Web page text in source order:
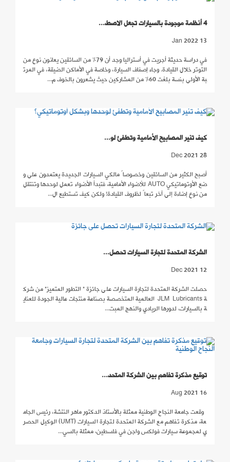
4 أنظمة موجودة بالسيارات تجعل الاصط...
13 Jan 2022
في دراسة حديثة أجريت في أستراليا وجد أن 79% من السائقين يعانون نوع من
التوتر خلال القيادة. وجاء إصفاف السيارة، وخاصة في الأماكن الضيقة، في المرت
بة الأولى بنسة بلغت 60% من المشاركين حيث يشعرون بالخوف م...
كيف تنير المصابيح الأمامية وتطفئ لو...
28 Dec 2021
أصبح الكثير من السائقين وخصوصاً مالكي السيارات الجديدة يعتمدون على و
ضع الأوتوماتيكي AUTO للأضواء الأمامية، فتبدأ الأضواء تعمل لوحدها وتنتقل
من نوع إضاءة إلى آخر تبعاً لظروف القيادة! ولكن كيف تستطيع ال...
الشركة المتحدة لتجارة السيارات تحصل...
12 Dec 2021
حصلت الشركة المتحدة لتجارة السيارات على جائزة " التطور المتميز" من شرك
ة JLM Lubricants العالمية المتخصصة بصناعة منتجات عالية الجودة للعناي
ة بالسيارات، لدورها الريادي والنهج المبت...
توقيع مذكرة تفاهم بين الشركة المتحد...
16 Aug 2021
وقعت جامعة النجاح الوطنية ممثلة بالأستاذ الدكتور ماهر النتشة، رئيس الجام
عة، مذكرة تفاهم مع الشركة المتحدة لتجارة السيارات (UMT) الوكيل الحصر
ي لمجموعة سيارات فولكس واجن في فلسطين، ممثلة بالسي...